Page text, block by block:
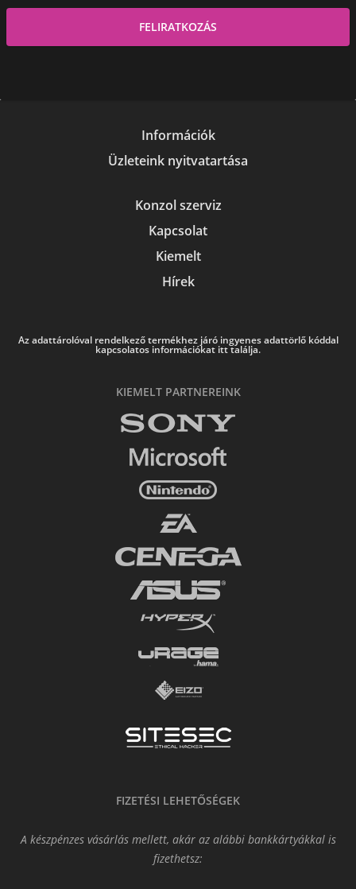
Információk
Üzleteink nyitvatartása
Konzol szerviz
Kapcsolat
Kiemelt
Hírek
Az adattárolóval rendelkező termékhez járó ingyenes adattörlő kóddal
kapcsolatos információkat itt találja.
KIEMELT PARTNEREINK
FIZETÉSI LEHETŐSÉGEK
A készpénzes vásárlás mellett, akár az alábbi bankkártyákkal is
fizethetsz: